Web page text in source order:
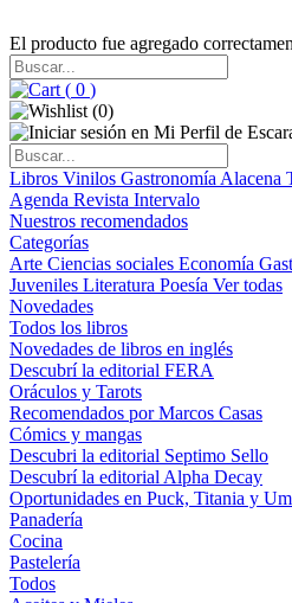
El producto fue agregado
( 0 )
(0)
Libros Vinilos Gastronomía Alacena
Agenda Revista Intervalo
Nuestros recomendados
Categorías
Arte Ciencias sociales Economía
Juveniles Literatura Poesía Ver todas
Novedades
Todos los libros
Novedades de libros en inglés
Descubrí la editorial FERA
Oráculos y Tarots
Recomendados por Marcos Casas
Cómics y mangas
Descubri la editorial Septimo Sello
Descubrí la editorial Alpha Decay
Oportunidades en Puck, Titania y
Panadería
Cocina
Pastelería
Todos